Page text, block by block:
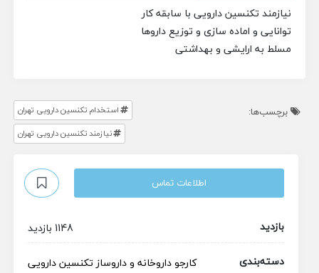
نیازمند تکنسین دارویی با سابقه کار
توانایی و اماده سازی و توزیع داروها
مسلط به ارایشی و بهداشتی
برچسب‌ها:
استخدام تکنسین دارویی تهران
نیازمند تکنسین دارویی تهران
اطلاعات تماس
بازدید
1148 بازدید
دسته‌بندی
کارجوداروخانه و داروساز تکنسین دارویی